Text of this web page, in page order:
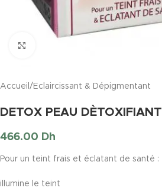
Accueil / Eclaircissant & Dépigmentant
DETOX PEAU DÈTOXIFIANT
466.00 Dh
Pour un teint frais et éclatant de santé :
illumine le teint